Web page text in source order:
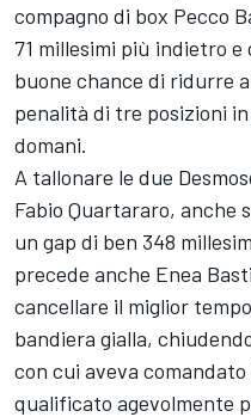
compagno di box Pecco
71 millesimi più indietro
buone chance di ridurre
penalità di tre posizioni
domani.
A tallonare le due
Fabio Quartararo, anche
un gap di ben 348
precede anche Enea
cancellare il miglior
bandiera gialla,
con cui aveva
qualificato agevolmente